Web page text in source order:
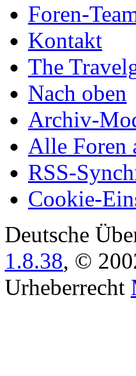
Foren-
Kontakt
The
Nach oben
Archiv-
Alle Foren
RSS-
Cookie-
Deutsche
1.8.38, ©
Urheberrecht